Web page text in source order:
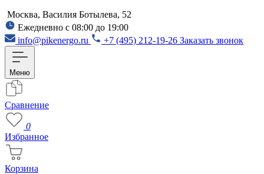
Москва, Василия Ботылева, 52
Ежедневно с 08:00 до 19:00
info@pikenergo.ru
+7 (495) 212-19-26 Заказать звонок
Меню
Сравнение
0
Избранное
Корзина